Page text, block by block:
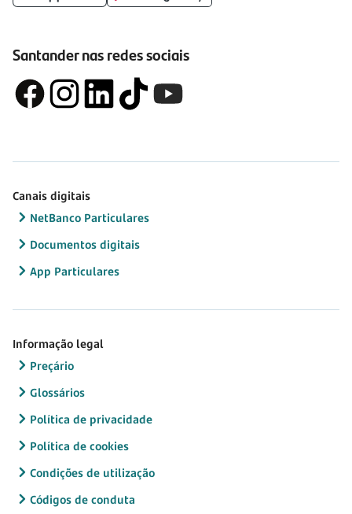
Santander nas redes sociais
Canais digitais
NetBanco Particulares
Documentos digitais
App Particulares
Informação legal
Preçário
Glossários
Política de privacidade
Política de cookies
Condições de utilização
Códigos de conduta